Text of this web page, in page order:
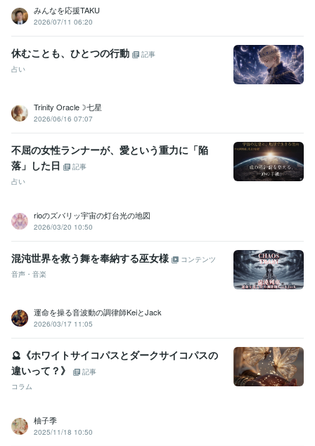
購入頂いた後　ネット環境やPC環境故障・天災などの
イレギュラーが発生した場合
「正式回答は　〇〇時頃のお届け予定になります」とご連絡致します
みんなを応援TAKU
2026/07/11 06:20
休むことも、ひとつの行動
記事
占い
Trinity Oracle☽七星
2026/06/16 07:07
不屈の女性ランナーが、愛という重力に「陥
落」した日
記事
占い
rioのズバリッ宇宙の灯台光の地図
2026/03/20 10:50
混沌世界を救う舞を奉納する巫女様
コンテンツ
音声・音楽
運命を操る音波動の調律師KeiとJack
2026/03/17 11:05
🔮《ホワイトサイコパスとダークサイコパスの
違いって？》
記事
コラム
柚子季
2025/11/18 10:50